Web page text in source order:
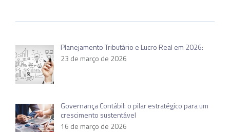
Planejamento Tributário e Lucro Real em 2026:
23 de março de 2026
Governança Contábil: o pilar estratégico para um
crescimento sustentável
16 de março de 2026